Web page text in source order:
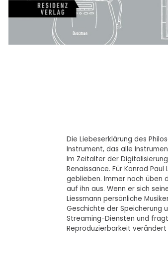
Die Liebeserklärung des
Instrument, das alle
Im Zeitalter der
Renaissance. Für Konrad
geblieben. Immer noch üben
auf ihn aus. Wenn er sich
Liessmann persönliche
Geschichte der Speicherung
Streaming-Diensten und
Reproduzierbarkeit verändert